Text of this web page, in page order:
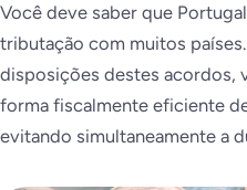
Você deve saber que
tributação com muitos
disposições destes acordos,
forma fiscalmente eficiente
evitando simultaneamente a